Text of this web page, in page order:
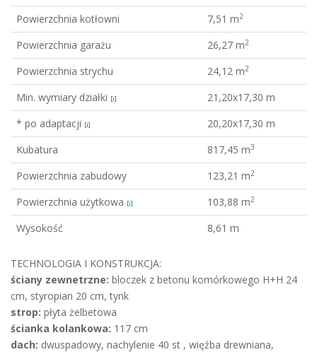
Powierzchnia kotłowni 7,51 m2
Powierzchnia garażu 26,27 m2
Powierzchnia strychu 24,12 m2
Min. wymiary działki [i]
21,20x17,30 m
* po adaptacji [i]
20,20x17,30 m
Kubatura
817,45 m3
Powierzchnia zabudowy 123,21 m2
Powierzchnia użytkowa [i] 103,88 m2
Wysokość 8,61 m
TECHNOLOGIA I KONSTRUKCJA:
ściany zewnetrzne: bloczek z betonu komórkowego H+H 24
cm, styropian 20 cm, tynk
strop: płyta żelbetowa
ścianka kolankowa: 117 cm
dach: dwuspadowy, nachylenie 40 st , więźba drewniana,